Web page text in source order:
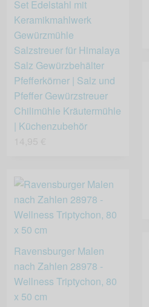
Set Edelstahl mit
Keramikmahlwerk
Gewürzmühle
Salzstreuer für Himalaya
Salz Gewürzbehälter
Pfefferkörner | Salz und
Pfeffer Gewürzstreuer
Chilimühle Kräutermühle
| Küchenzubehör
Ravensburger Malen
nach Zahlen 28978 -
Wellness Triptychon, 80
x 50 cm